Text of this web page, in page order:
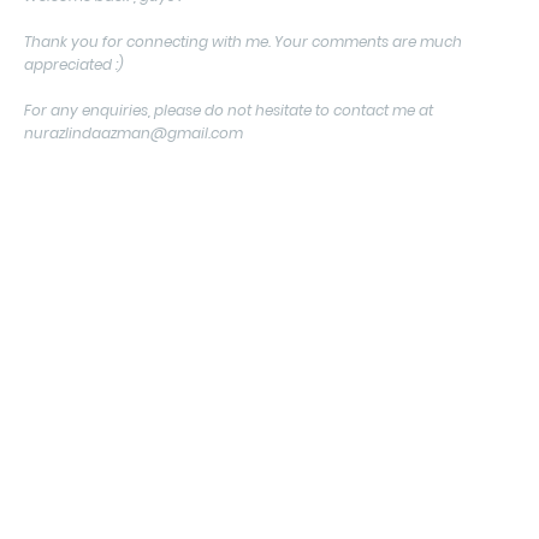
Thank you for connecting with me. Your comments are much
appreciated :)
For any enquiries, please do not hesitate to contact me at
nurazlindaazman@gmail.com